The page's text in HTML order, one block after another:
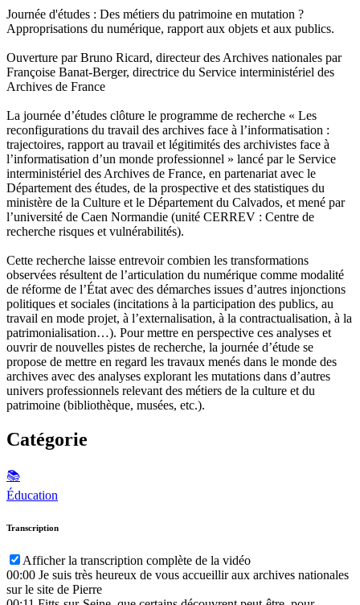
Journée d'études : Des métiers du patrimoine en mutation ?
Approprisations du numérique, rapport aux objets et aux publics.
Ouverture par Bruno Ricard, directeur des Archives nationales par
Françoise Banat-Berger, directrice du Service interministériel des
Archives de France
La journée d’études clôture le programme de recherche « Les
reconfigurations du travail des archives face à l’informatisation :
trajectoires, rapport au travail et légitimités des archivistes face à
l’informatisation d’un monde professionnel » lancé par le Service
interministériel des Archives de France, en partenariat avec le
Département des études, de la prospective et des statistiques du
ministère de la Culture et le Département du Calvados, et mené par
l’université de Caen Normandie (unité CERREV : Centre de
recherche risques et vulnérabilités).
Cette recherche laisse entrevoir combien les transformations
observées résultent de l’articulation du numérique comme modalité
de réforme de l’État avec des démarches issues d’autres injonctions
politiques et sociales (incitations à la participation des publics, au
travail en mode projet, à l’externalisation, à la contractualisation, à la
patrimonialisation…). Pour mettre en perspective ces analyses et
ouvrir de nouvelles pistes de recherche, la journée d’étude se
propose de mettre en regard les travaux menés dans le monde des
archives avec des analyses explorant les mutations dans d’autres
univers professionnels relevant des métiers de la culture et du
patrimoine (bibliothèque, musées, etc.).
Catégorie
📚
Éducation
Transcription
Afficher la transcription complète de la vidéo
00:00 Je suis très heureux de vous accueillir aux archives nationales
sur le site de Pierre